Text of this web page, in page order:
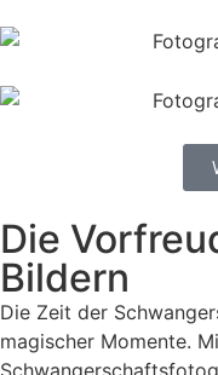
Die
Bildern
Die Zeit der
magischer Momente.